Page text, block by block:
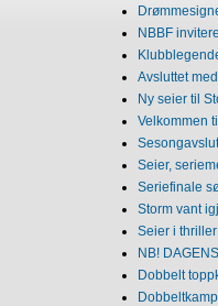
NBBF
Avsluttet
Ny seier til
Velkommen
Seier,
Seriefinale
Storm vant
Seier i
NB!
Dobbelt